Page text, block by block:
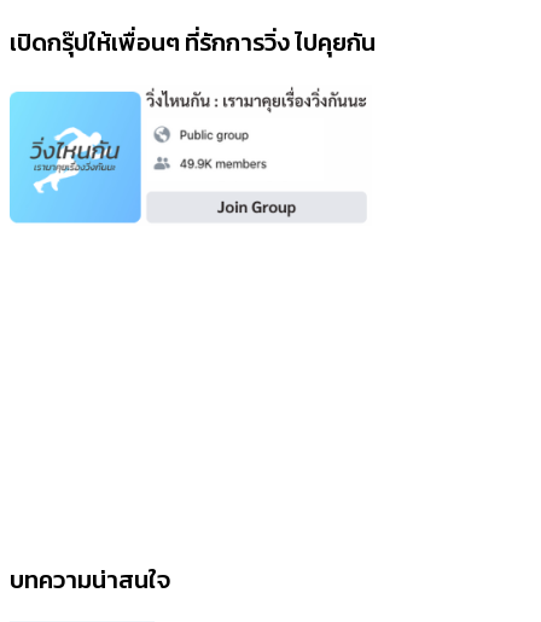
เปิดกรุ๊ปให้เพื่อนๆ ที่รักการวิ่ง ไปคุยกัน
บทความน่าสนใจ